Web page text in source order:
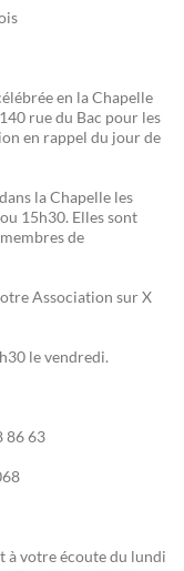
en la Chapelle
rue du Bac pour les
en rappel du jour de
la Chapelle les
15h30. Elles sont
de
Association sur X
le vendredi.
86 63
à votre écoute du lundi